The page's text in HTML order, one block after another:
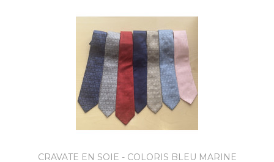
CRAVATE EN SOIE - COLORIS BLEU MARINE